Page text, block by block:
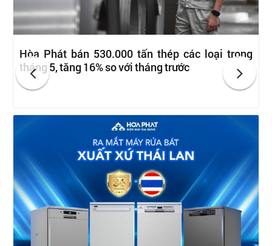
Hòa Phát bán 530.000 tấn thép các loại trong
tháng 5, tăng 16% so với tháng trước